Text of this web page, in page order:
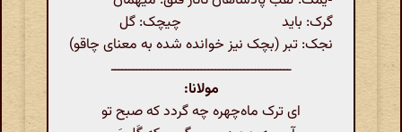
گرک: باید چیچک: گل
نجک: تبر (بچک نیز خوانده شده به معنای چاقو)
ــــــــــــــــــــــــــــــــــــــــــــــــــ
مولانا:
ای ترک ماه‌چهره چه گردد که صبح تو